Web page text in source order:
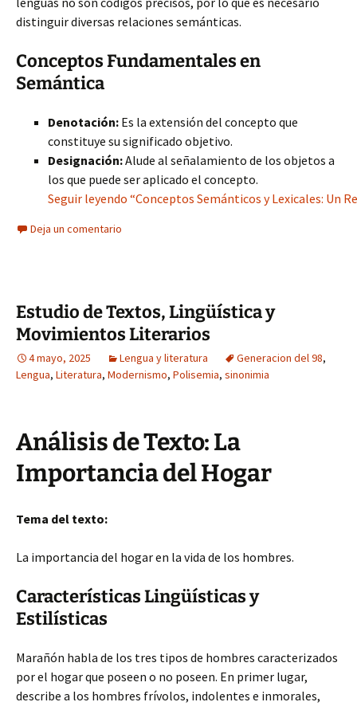
distinguir diversas relaciones semánticas.
Conceptos Fundamentales en
Semántica
Denotación: Es la extensión del concepto que
constituye su significado objetivo.
Designación:Alude al señalamiento de los objetos a
los que puede ser aplicado el concepto.
Seguir leyendo “Conceptos Semánticos y Lexicales: Un
Deja un comentario
Estudio de Textos, Lingüística y
Movimientos Literarios
4 mayo, 2025 Lengua y literatura Generacion del 98,
Lengua, Literatura, Modernismo, Polisemia, sinonimia
Análisis de Texto: La
Importancia del Hogar
Tema del texto:
La importancia del hogar en la vida de los hombres.
Características Lingüísticas y
Estilísticas
Marañón habla de los tres tipos de hombres caracterizados
por el hogar que poseen o no poseen. En primer lugar,
describe a los hombres frívolos, indolentes e inmorales,